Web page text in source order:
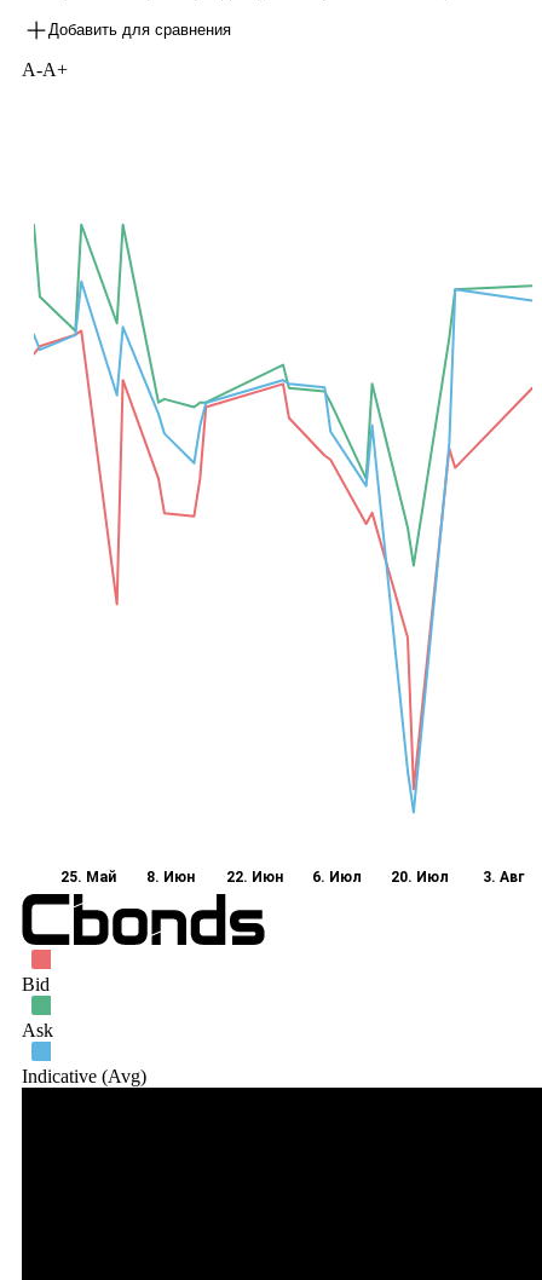
MapКарта рынка
Все торговые параметры доступны в режиме таблицы